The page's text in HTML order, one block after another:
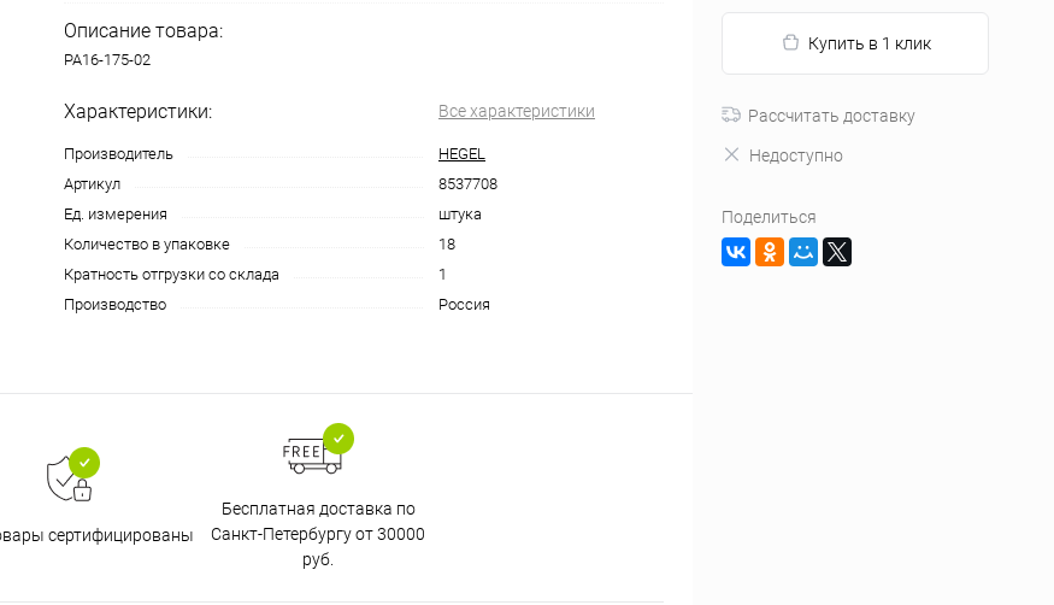
Описание товара:
РА16-175-02
Характеристики: Все характеристики
Производитель
HEGEL
Артикул
8537708
Ед. измерения
штука
Количество в упаковке
18
Кратность отгрузки со склада
1
Производство
Россия
сертифицированы
Бесплатная доставка по
Санкт-Петербургу от 30000
руб.
Купить в 1 клик
Рассчитать доставку
Недоступно
Поделиться